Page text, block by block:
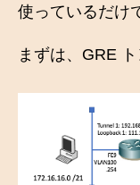
使っているだけ
まずは、GRE